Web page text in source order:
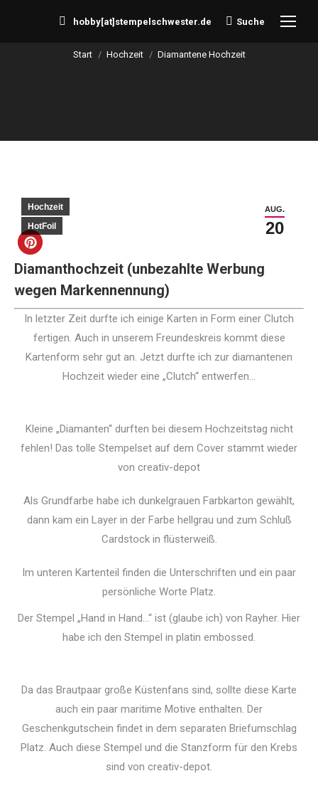
hobby[at]stempelschwester.de Search:
Suche
Sie befinden sich hier:
Start Hochzeit Diamantene Hochzeit
AUG.
20
Hochzeit
HotFoil
Diamanthochzeit (unbezahlte Werbung
wegen Markennennung)
In letzter Zeit durfte ich einige Karten in Form einer Clutch
fertigen. Auch in unserem Freundeskreis kommt diese
Kartenform sehr gut an. Jetzt durfte ich zur diamantenen
Hochzeit wieder eine „Clutch“ entwerfen…
Kleine „Diamanten“ durften bei diesem Hochzeitstag nicht
fehlen! Das tolle Stempelset auf dem Cover stammt wieder
von creativ-depot
Als Grundfarbe habe ich dunkelgrauen Farbkarton gewählt,
dann kam ein Layer in der Farbe hellgrau und zum Schluß
Cardstock in flüsterweiß.
Im unteren Kartenteil finden die Unterschriften und ein paar
persönliche Worte Platz.
Der Stempel „Hand in Hand…“ ist (glaube ich) von Rayher. Hier
habe ich den Stempel in platin embossed.
Da das Brautpaar große Küstenfans sind, sollte diese Karte
auch ein paar maritime Motive enthalten. Der
Geschenkgutschein findet in dem separaten Briefumschlag
Platz. Auch diese Stempel und die Stanzform für den Krebs
sind von creativ-depot.